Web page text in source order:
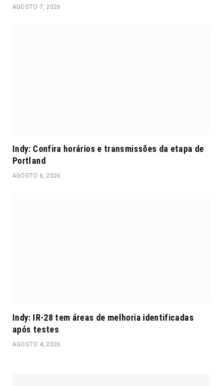
AGOSTO 7, 2026
Indy: Confira horários e transmissões da etapa de
Portland
AGOSTO 6, 2026
Indy: IR-28 tem áreas de melhoria identificadas
após testes
AGOSTO 4, 2026